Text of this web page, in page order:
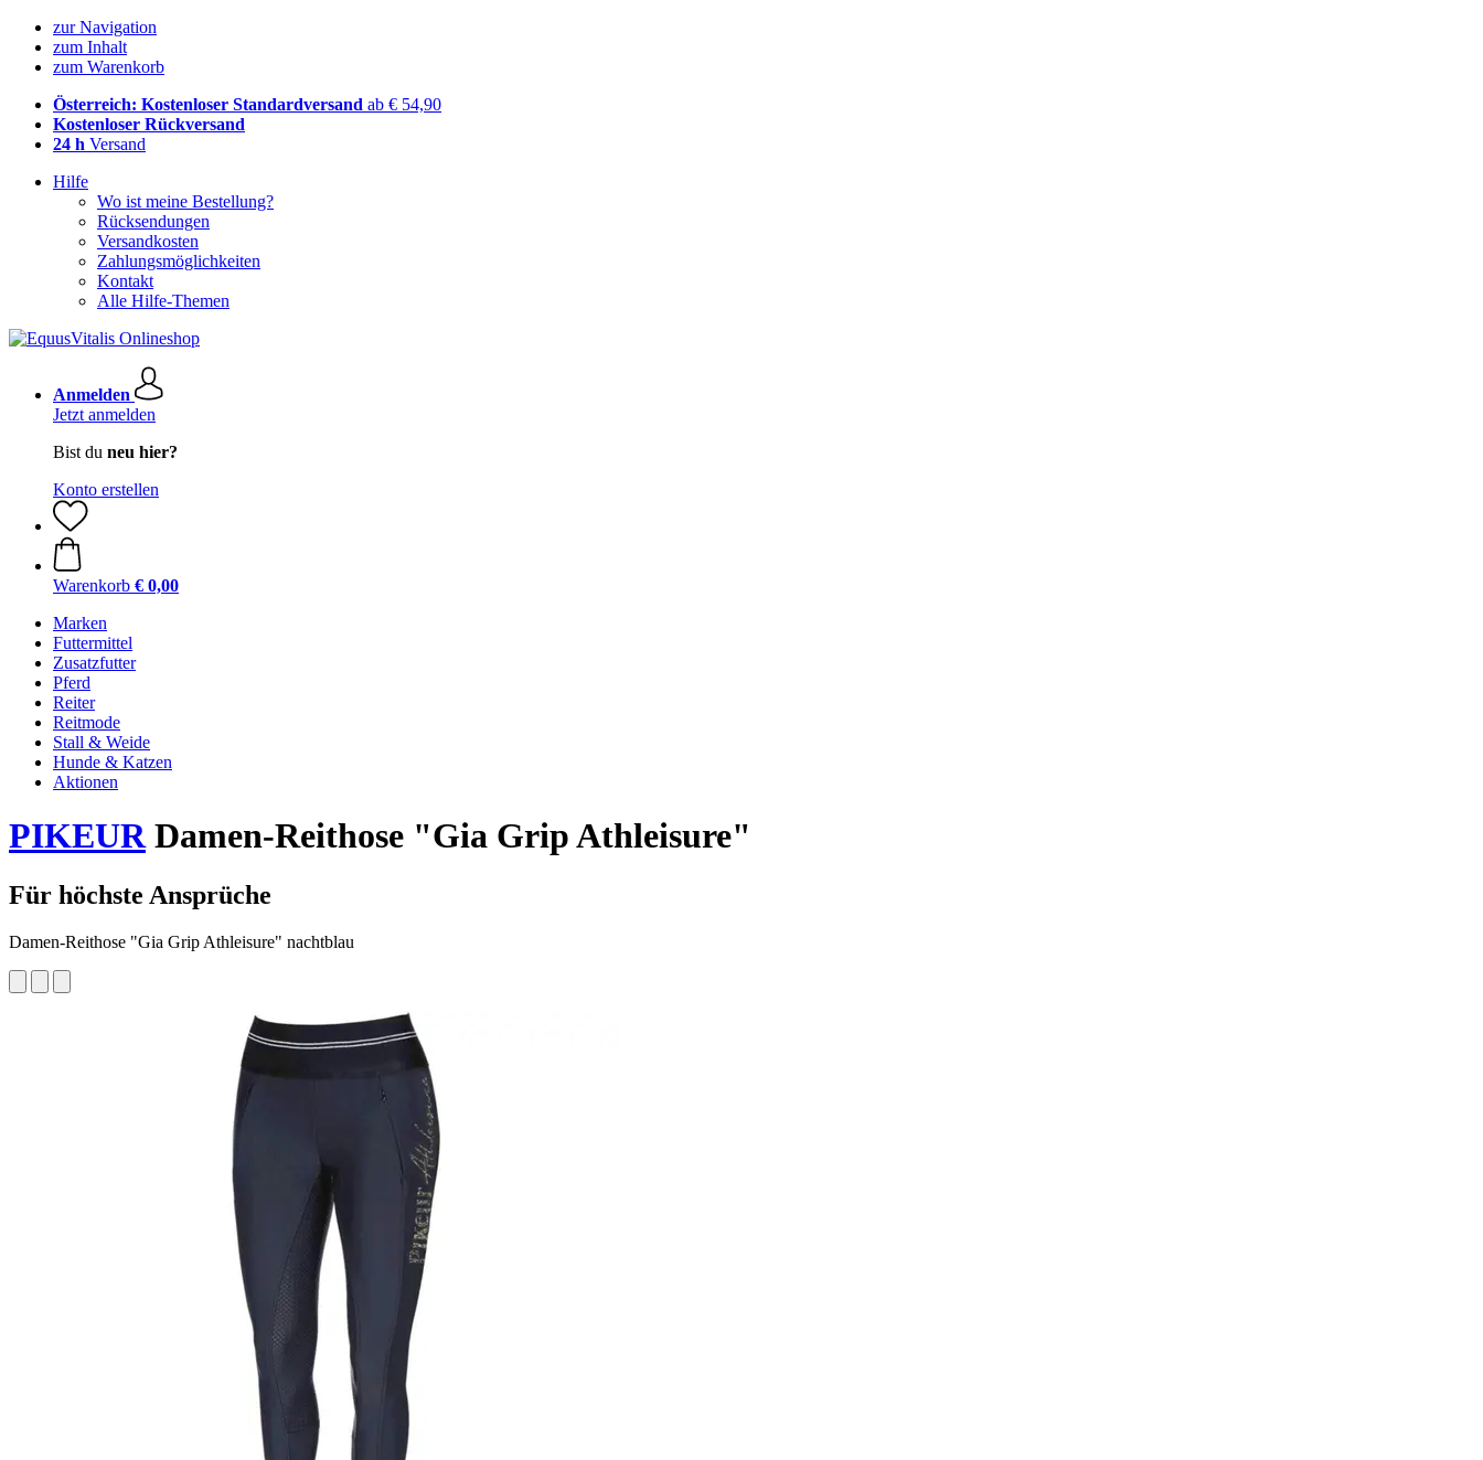
zur Navigation
zum Inhalt
zum Warenkorb
Österreich: Kostenloser Standardversand ab € 54,90
Kostenloser Rückversand
24 h Versand
Hilfe
Wo ist meine Bestellung?
Rücksendungen
Versandkosten
Zahlungsmöglichkeiten
Kontakt
Alle Hilfe-Themen
Anmelden
Jetzt anmelden
Bist du neu hier?
Konto erstellen
Warenkorb € 0,00
Marken
Futtermittel
Zusatzfutter
Pferd
Reiter
Reitmode
Stall & Weide
Hunde & Katzen
Aktionen
PIKEURDamen-Reithose "Gia Grip Athleisure"
Für höchste Ansprüche
Damen-Reithose "Gia Grip Athleisure" nachtblau